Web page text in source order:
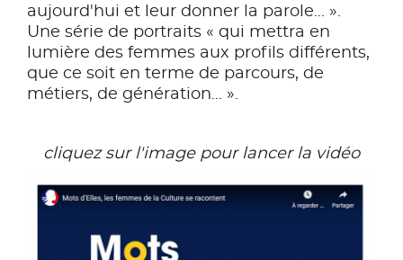
aujourd'hui et leur donner la parole... ».
Une série de portraits « qui mettra en
lumière des femmes aux profils différents,
que ce soit en terme de parcours, de
métiers, de génération... ».
cliquez sur l'image pour lancer la vidéo